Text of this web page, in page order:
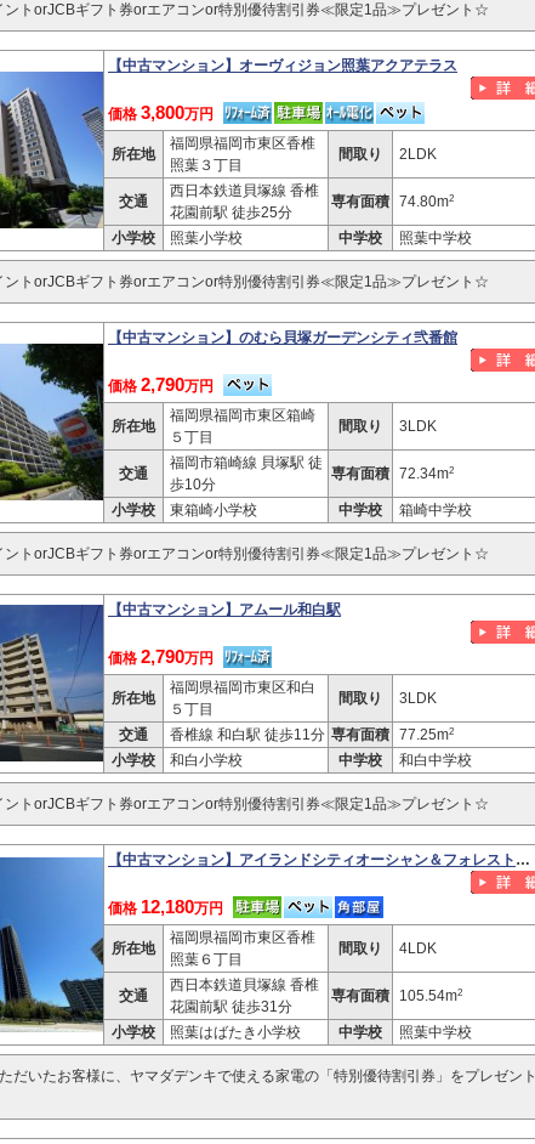
ントorJCBギフト券orエアコンor特別優待割引券≪限定1品≫プレゼント☆
【中古マンション】オーヴィジョン照葉アクアテラス
価格 3,800万円
所在地
福岡県福岡市東区香椎
照葉３丁目
間取り 2LDK
交通
西日本鉄道貝塚線 香椎
花園前駅 徒歩25分
専有面積 74.80m2
小学校 照葉小学校 中学校 照葉中学校
ントorJCBギフト券orエアコンor特別優待割引券≪限定1品≫プレゼント☆
【中古マンション】のむら貝塚ガーデンシティ弐番館
価格 2,790万円
所在地
福岡県福岡市東区箱崎
５丁目
間取り 3LDK
交通
福岡市箱崎線 貝塚駅 徒
歩10分
専有面積 72.34m2
小学校 東箱崎小学校 中学校 箱崎中学校
ントorJCBギフト券orエアコンor特別優待割引券≪限定1品≫プレゼント☆
【中古マンション】アムール和白駅
価格 2,790万円
所在地
福岡県福岡市東区和白
５丁目
間取り 3LDK
交通 香椎線 和白駅 徒歩11分 専有面積 77.25m2
小学校 和白小学校 中学校 和白中学校
ントorJCBギフト券orエアコンor特別優待割引券≪限定1品≫プレゼント☆
【中古マンション】アイランドシティオーシャン＆フォレストタワーレジデンス EAST
価格 12,180万円
所在地
福岡県福岡市東区香椎
照葉６丁目
間取り 4LDK
交通
西日本鉄道貝塚線 香椎
花園前駅 徒歩31分
専有面積 105.54m2
小学校 照葉はばたき小学校 中学校 照葉中学校
だいたお客様に、ヤマダデンキで使える家電の「特別優待割引券」をプレゼント